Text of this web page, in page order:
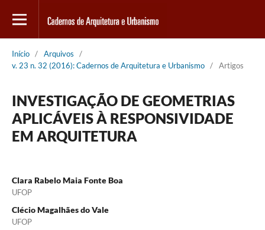
Início / Arquivos
/
v. 23 n. 32 (2016): Cadernos de Arquitetura e Urbanismo / Artigos
INVESTIGAÇÃO DE GEOMETRIAS
APLICÁVEIS À RESPONSIVIDADE
EM ARQUITETURA
Clara Rabelo Maia Fonte Boa
UFOP
Clécio Magalhães do Vale
UFOP